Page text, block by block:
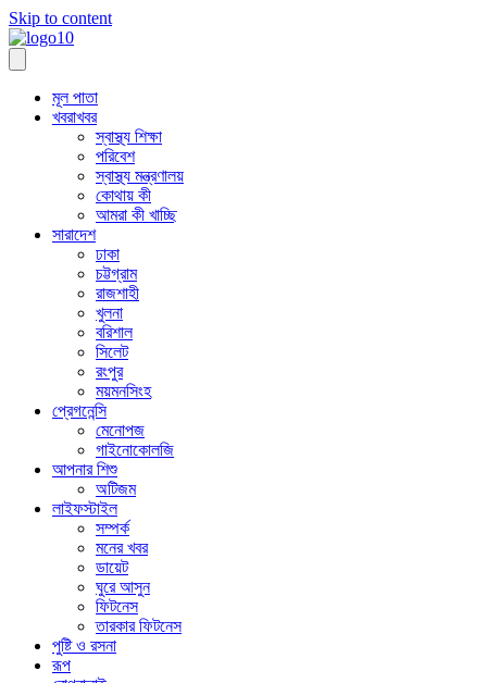
Skip to content
মূল পাতা
খবরাখবর
স্বাস্থ্য শিক্ষা
পরিবেশ
স্বাস্থ্য মন্ত্রণালয়
কোথায় কী
আমরা কী খাচ্ছি
সারাদেশ
ঢাকা
চট্টগ্রাম
রাজশাহী
খুলনা
বরিশাল
সিলেট
রংপুর
ময়মনসিংহ
প্রেগনেন্সি
মেনোপজ
গাইনোকোলজি
আপনার শিশু
অটিজম
লাইফস্টাইল
সম্পর্ক
মনের খবর
ডায়েট
ঘুরে আসুন
ফিটনেস
তারকার ফিটনেস
পুষ্টি ও রসনা
রূপ